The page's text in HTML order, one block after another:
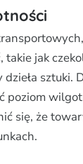
jak
sztuki.
poziom
się, że